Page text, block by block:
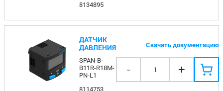
8134895
ДАТЧИК
ДАВЛЕНИЯ
SPAN-B-
B11R-R18M-
PN-L1
8114753
Скачать документацию
- 1 +